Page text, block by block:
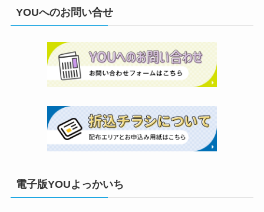
YOUへのお問い合せ
電子版YOUよっかいち